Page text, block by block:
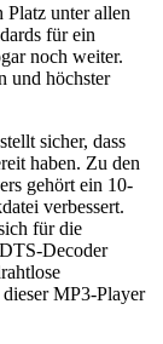
unter allen
für ein
noch weiter.
und höchster
sicher, dass
haben. Zu den
gehört ein 10-
verbessert.
für die
Decoder
MP3-Player